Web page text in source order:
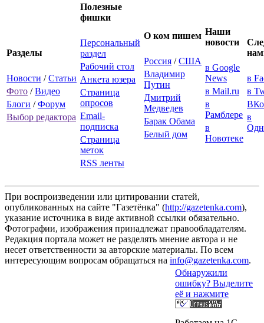
Разделы
Новости /Статьи
Фото /Видео
Блоги /Форум
Выбор редактора
Полезные
фишки
Персональный
раздел
Рабочий стол
Анкета юзера
Страница
опросов
Email-
подписка
Страница
меток
RSS ленты
О ком пишем
Россия /США
Владимир
Путин
Дмитрий
Медведев
Барак Обама
Белый дом
Наши
новости
в Google
News
в Mail.ru
в
Рамблере
в
Новотеке
в
в
в
При воспроизведении или цитировании статей,
опубликованных на сайте "Газетёнка" (http://gazetenka.com),
указание источника в виде активной ссылки обязательно.
Фотографии, изображения принадлежат правообладателям.
Редакция портала может не разделять мнение автора и не
несет ответственности за авторские материалы. По всем
интересующим вопросам обращаться на info@gazetenka.com.
Обнаружили
ошибку? Выделите
её и нажмите